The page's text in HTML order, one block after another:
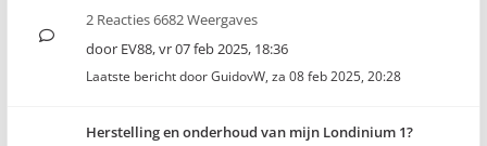
2 Reacties 6682 Weergaves
door EV88,vr 07 feb 2025, 18:36
Laatste bericht doorGuidovW, za 08 feb 2025, 20:28
Herstelling en onderhoud van mijn Londinium 1?